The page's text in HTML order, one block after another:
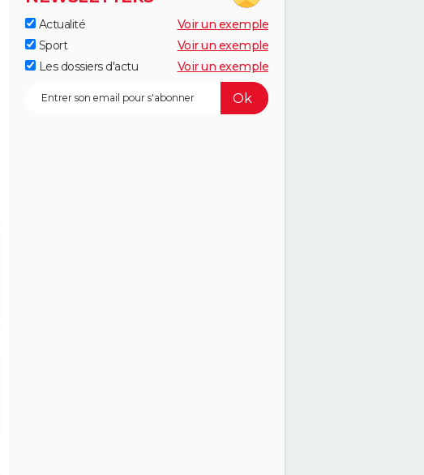
Actualité
Voir un exemple
Sport
Voir un exemple
Les dossiers d'actu
Voir un exemple